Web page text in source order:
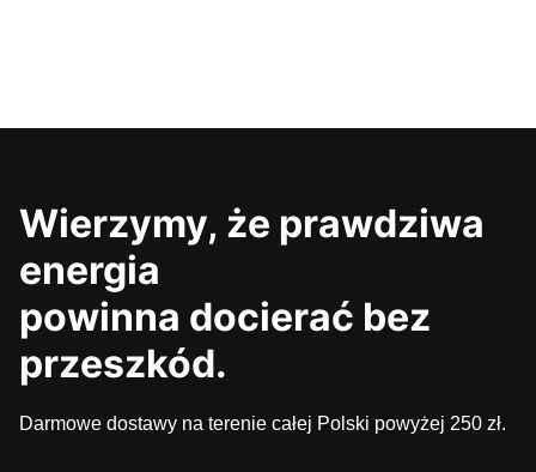
Wierzymy, że prawdziwa
energia
powinna docierać bez
przeszkód.
Darmowe dostawy na terenie całej Polski powyżej 250 zł.